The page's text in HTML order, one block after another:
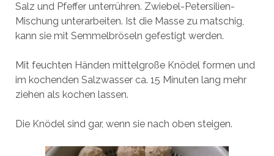
Salz und Pfeffer unterrühren. Zwiebel-Petersilien-
Mischung unterarbeiten. Ist die Masse zu matschig,
kann sie mit Semmelbröseln gefestigt werden.
Mit feuchten Händen mittelgroße Knödel formen und
im kochenden Salzwasser ca. 15 Minuten lang mehr
ziehen als kochen lassen.
Die Knödel sind gar, wenn sie nach oben steigen.